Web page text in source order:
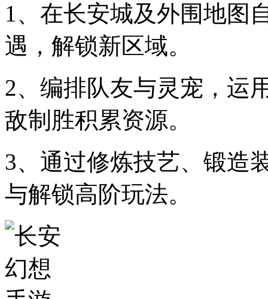
1、在长安城及外围地图
遇，解锁新区域。
2、编排队友与灵宠，运
敌制胜积累资源。
3、通过修炼技艺、锻造
与解锁高阶玩法。